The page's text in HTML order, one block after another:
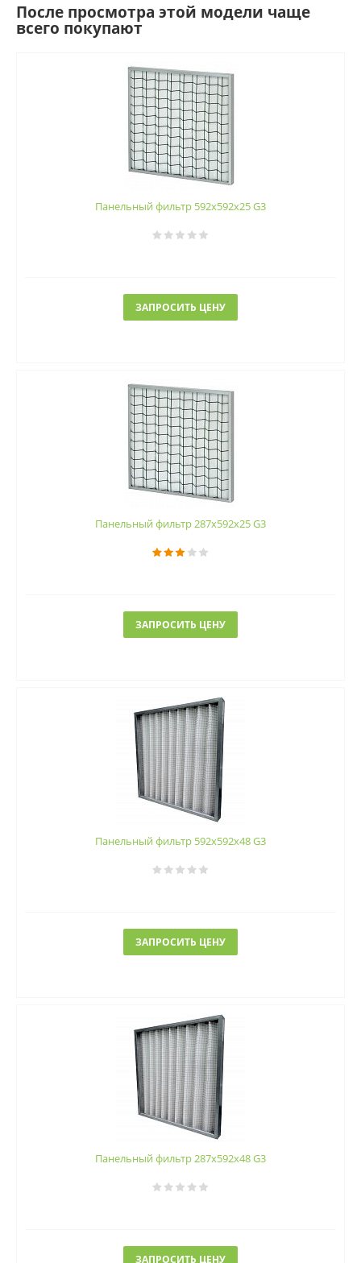
После просмотра этой модели чаще
всего покупают
Панельный фильтр 592х592х25 G3
ЗАПРОСИТЬ ЦЕНУ
Панельный фильтр 287х592х25 G3
ЗАПРОСИТЬ ЦЕНУ
Панельный фильтр 592х592х48 G3
ЗАПРОСИТЬ ЦЕНУ
Панельный фильтр 287х592х48 G3
ЗАПРОСИТЬ ЦЕНУ